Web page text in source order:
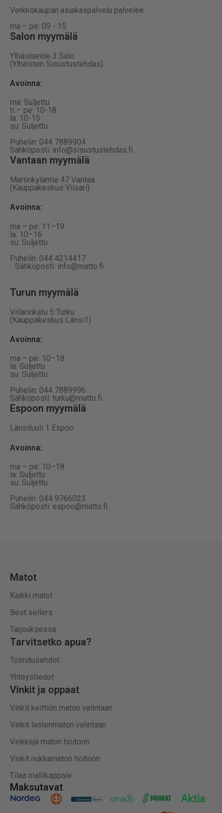
Verkkokaupan asiakaspalvelu palvelee:
ma – pe: 09 - 15
Salon myymälä
Ylhäistentie 3 Salo
(Ylhäisten Sisustustehdas)
Avoinna:
ma: Suljettu
ti – pe: 10-18
la: 10-15
su: Suljettu
Puhelin: 044 7889904
Sähköposti: info@sisustustehdas.fi
Vantaan myymälä
Martinkyläntie 47 Vantaa
(Kauppakeskus Viisari)
Avoinna:
ma – pe: 11–19
la: 10–16
su: Suljettu
Puhelin: 044 4214417
Sähköposti: info@matto.fi
Turun myymälä
Viilarinkatu 5 Turku
(Kauppakeskus Länsi1)
Avoinna:
ma – pe: 10–18
la: Suljettu
su: Suljettu
Puhelin: 044 7889996
Sähköposti: turku@matto.fi
Espoon myymälä
Länsituuli 1 Espoo
Avoinna:
ma – pe: 10–18
la: Suljettu
su: Suljettu
Puhelin: 044 9766023
Sähköposti: espoo@matto.fi
Maksutavat
Matot
Kaikki matot
Best sellers
Tarjouksessa
Tarvitsetko apua?
Toimitusehdot
Yhteystiedot
Vinkit ja oppaat
Vinkit keittiön maton valintaan
Vinkit lastenmaton valintaan
Vinkkejä maton hoitoon
Vinkit nukkamaton hoitoon
Tilaa mallikappale